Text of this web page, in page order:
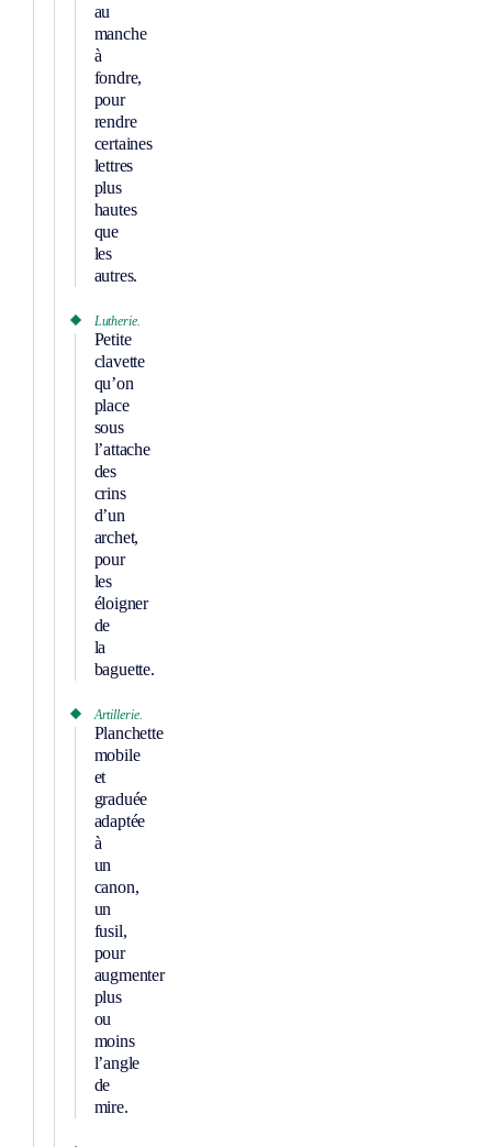
au
manche
à
fondre,
pour
rendre
certaines
lettres
plus
hautes
que
les
autres.
Lutherie.
Petite
clavette
qu’on
place
sous
l’attache
des
crins
d’un
archet,
pour
les
éloigner
de
la
baguette.
Artillerie.
Planchette
mobile
et
graduée
adaptée
à
un
canon,
un
fusil,
pour
augmenter
plus
ou
moins
l’angle
de
mire.